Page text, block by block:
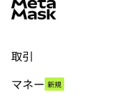
取引
マネー 新規